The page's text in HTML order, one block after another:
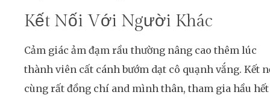
Kết Nối Với Người Khác
Cảm giác ảm đạm rầu thường nâng cao thêm lúc
thành viên cất cánh bướm dạt cô quạnh vắng. Kết
cùng rất đồng chí and mình thân, tham gia hầu hết